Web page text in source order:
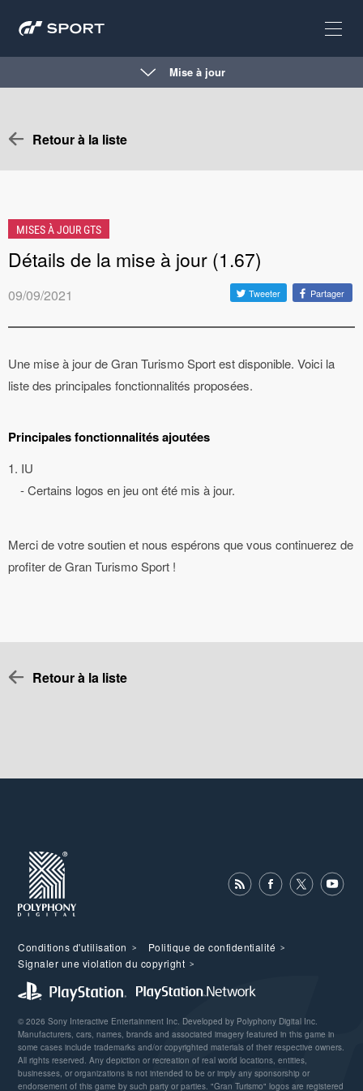
Mise à jour
Retour à la liste
MISES À JOUR GTS
Détails de la mise à jour (1.67)
09/09/2021 Tweeter Partager
Une mise à jour de Gran Turismo Sport est disponible. Voici la
liste des principales fonctionnalités proposées.
Principales fonctionnalités ajoutées
1. IU
- Certains logos en jeu ont été mis à jour.
Merci de votre soutien et nous espérons que vous continuerez de
profiter de Gran Turismo Sport !
Retour à la liste
Conditions d'utilisation
Politique de confidentialité
Signaler une violation du copyright
© 2026 Sony Interactive Entertainment Inc. Developed by Polyphony Digital Inc.
Manufacturers, cars, names, brands and associated imagery featured in this game in
some cases include trademarks and/or copyrighted materials of their respective owners.
All rights reserved. Any depiction or recreation of real world locations, entities,
businesses, or organizations is not intended to be or imply any sponsorship or
endorsement of this game by such party or parties. "Gran Turismo" logos are registered